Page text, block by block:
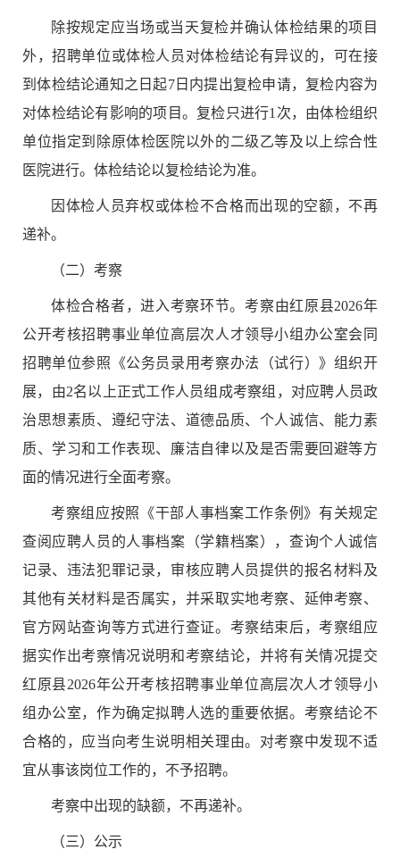
除按规定应当场或当天复检并确认体检结果的项目
外，招聘单位或体检人员对体检结论有异议的，可在接
到体检结论通知之日起7日内提出复检申请，复检内容为
对体检结论有影响的项目。复检只进行1 次，由体检组织
单位指定到除原体检医院以外的二级乙等及以上综合性
医院进行。体检结论以复检结论为准。
因体检人员弃权或体检不合格而出现的空额，不再
递补。
（二）考察
体检合格者，进入考察环节。考察由红原县2026年
公开考核招聘事业单位高层次人才领导小组办公室会同
招聘单位参照《公务员录用考察办法（试行）》组织开
展，由2名以上正式工作人员组成考察组，对应聘人员政
治思想素质、遵纪守法、道德品质、个人诚信、能力素
质、学习和工作表现、廉洁自律以及是否需要回避等方
面的情况进行全面考察。
考察组应按照《干部人事档案工作条例》有关规定
查阅应聘人员的人事档案（学籍档案），查询个人诚信
记录、违法犯罪记录，审核应聘人员提供的报名材料及
其他有关材料是否属实，并采取实地考察、延伸考察、
官方网站查询等方式进行查证。考察结束后，考察组应
据实作出考察情况说明和考察结论，并将有关情况提交
红原县2026年公开考核招聘事业单位高层次人才领导小
组办公室，作为确定拟聘人选的重要依据。考察结论不
合格的，应当向考生说明相关理由。对考察中发现不适
宜从事该岗位工作的，不予招聘。
考察中出现的缺额，不再递补。
（三）公示